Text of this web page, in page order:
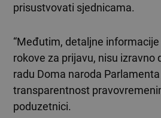
prisustvovati sjednicama.
“Međutim, detaljne
rokove za prijavu, nisu
radu Doma naroda
transparentnost
poduzetnici.